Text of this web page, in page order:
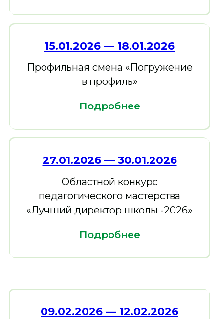
15.01.2026 — 18.01.2026
Профильная смена «Погружение
в профиль»
Подробнее
27.01.2026 — 30.01.2026
Областной конкурс
педагогического мастерства
«Лучший директор школы -2026»
Подробнее
09.02.2026 — 12.02.2026